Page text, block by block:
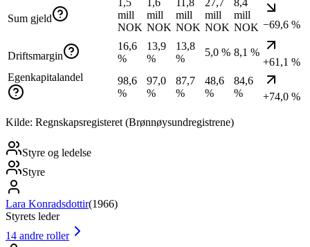
Sum gjeld
mill
NOK
mill
NOK
mill
NOK
mill
NOK
mill
NOK −69,6 %
Driftsmargin
16,6
%
13,9
%
13,8
%
5,0 % 8,1 %
+61,1 %
Egenkapitalandel
98,6
%
97,0
%
87,7
%
48,6
%
84,6
%
+74,0 %
Kilde: Regnskapsregisteret (Brønnøysundregistrene)
Styre og ledelse
Styre
Lara Konradsdottir(1966)
Styrets leder
14 andre roller